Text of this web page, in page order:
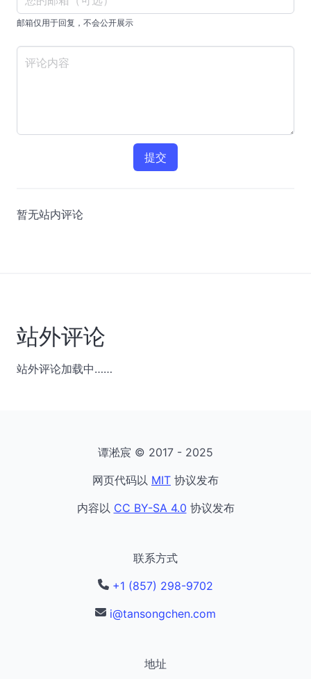
邮箱仅用于回复，不会公开展示
提交
暂无站内评论
站外评论
站外评论加载中……
谭淞宸 © 2017 - 2025
网页代码以 MIT 协议发布
内容以 CC BY-SA 4.0 协议发布
联系方式
+1 (857) 298-9702
i@tansongchen.com
地址